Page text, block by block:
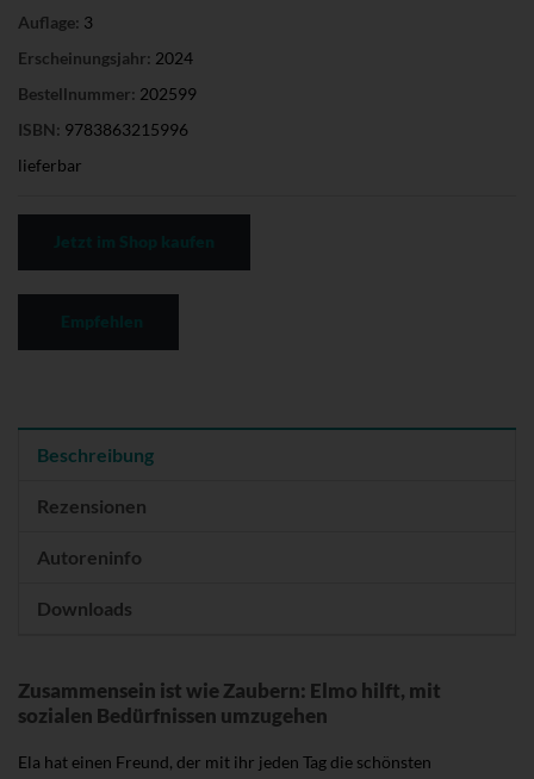
Auflage: 3
Erscheinungsjahr: 2024
Bestellnummer: 202599
ISBN: 9783863215996
lieferbar
Beschreibung
Rezensionen
Autoreninfo
Downloads
Zusammensein ist wie Zaubern: Elmo hilft, mit
sozialen Bedürfnissen umzugehen
Ela hat einen Freund, der mit ihr jeden Tag die schönsten